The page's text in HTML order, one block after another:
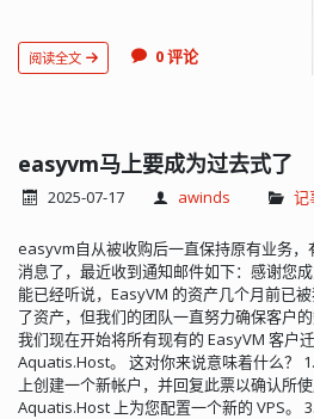
项目作为优秀第三方客户端被广泛使
用，开发周期在较长时间内维持开源，
阅读全文 0 评论
easyvm马上要成为过去式了
2025-07-17 awinds 记
easyvm自从被收购后一直保持原有业务
消息了，最近收到通知邮件如下：感谢您
能已经听说，EasyVM 的资产几个月前已
了资产，但我们的团队一直努力确保客户
我们现在开始将所有现有的 EasyVM 客户
Aquatis.Host。 这对你来说意味着什么？
上创建一个新帐户，并回复此票以确认所
Aquatis.Host 上为您配置一个新的 VPS。